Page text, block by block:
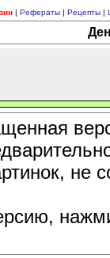
| Рефераты| Рецепты|